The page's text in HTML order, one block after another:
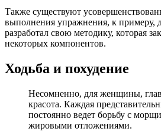
Также существуют
выполнения упражнения, к примеру,
разработал свою методику, которая
некоторых компонентов.
Ходьба и похудение
Несомненно, для женщины,
красота. Каждая
постоянно ведет борьбу с
жировыми отложениями.